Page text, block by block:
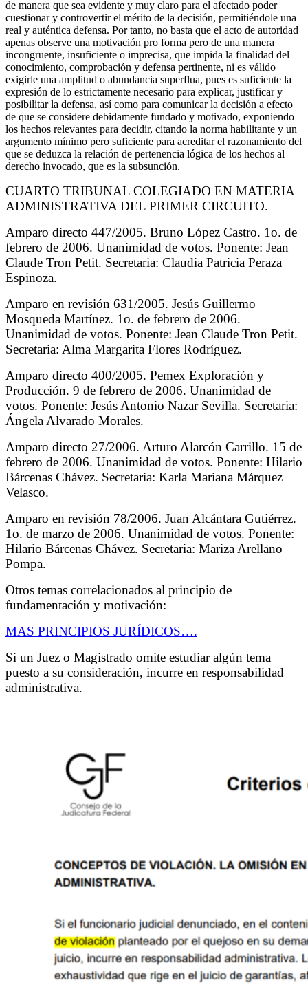
de manera que sea evidente y muy claro para el afectado poder
cuestionar y controvertir el mérito de la decisión, permitiéndole una
real y auténtica defensa. Por tanto, no basta que el acto de autoridad
apenas observe una motivación pro forma pero de una manera
incongruente, insuficiente o imprecisa, que impida la finalidad del
conocimiento, comprobación y defensa pertinente, ni es válido
exigirle una amplitud o abundancia superflua, pues es suficiente la
expresión de lo estrictamente necesario para explicar, justificar y
posibilitar la defensa, así como para comunicar la decisión a efecto
de que se considere debidamente fundado y motivado, exponiendo
los hechos relevantes para decidir, citando la norma habilitante y un
argumento mínimo pero suficiente para acreditar el razonamiento del
que se deduzca la relación de pertenencia lógica de los hechos al
derecho invocado, que es la subsunción.
CUARTO TRIBUNAL COLEGIADO EN MATERIA
ADMINISTRATIVA DEL PRIMER CIRCUITO.
Amparo directo 447/2005. Bruno López Castro. 1o. de
febrero de 2006. Unanimidad de votos. Ponente: Jean
Claude Tron Petit. Secretaria: Claudia Patricia Peraza
Espinoza.
Amparo en revisión 631/2005. Jesús Guillermo
Mosqueda Martínez. 1o. de febrero de 2006.
Unanimidad de votos. Ponente: Jean Claude Tron Petit.
Secretaria: Alma Margarita Flores Rodríguez.
Amparo directo 400/2005. Pemex Exploración y
Producción. 9 de febrero de 2006. Unanimidad de
votos. Ponente: Jesús Antonio Nazar Sevilla. Secretaria:
Ángela Alvarado Morales.
Amparo directo 27/2006. Arturo Alarcón Carrillo. 15 de
febrero de 2006. Unanimidad de votos. Ponente: Hilario
Bárcenas Chávez. Secretaria: Karla Mariana Márquez
Velasco.
Amparo en revisión 78/2006. Juan Alcántara Gutiérrez.
1o. de marzo de 2006. Unanimidad de votos. Ponente:
Hilario Bárcenas Chávez. Secretaria: Mariza Arellano
Pompa.
Otros temas correlacionados al principio de
fundamentación y motivación:
MAS PRINCIPIOS JURÍDICOS….
Si un Juez o Magistrado omite estudiar algún tema
puesto a su consideración, incurre en responsabilidad
administrativa.